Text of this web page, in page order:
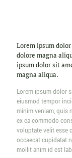
Lorem ipsum
dolore magna
ipsum dolor sit
magna aliqua.
Lorem ipsum dolor
eiusmod tempor
minim veniam, quis
ex ea commodo
voluptate velit esse
occaecat cupidatat
mollit anim id est